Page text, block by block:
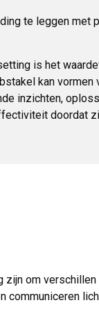
te leggen met
is het
kan vormen
inzichten,
doordat
om